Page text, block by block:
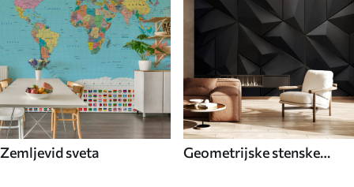
Zemljevid sveta
Geometrijske stenske